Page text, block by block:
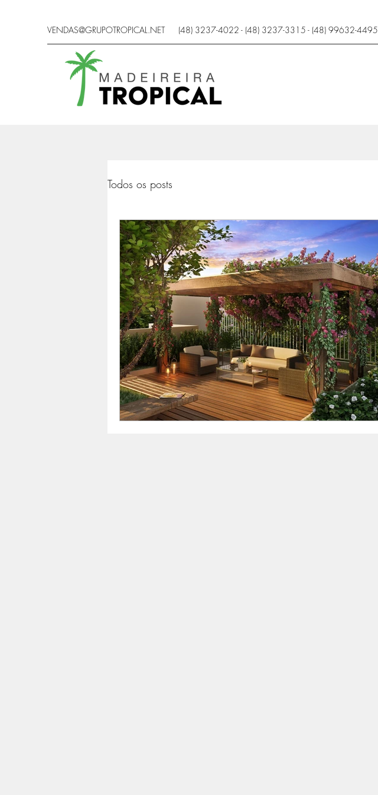
VENDAS@GRUPOTROPICAL.NET (48) 3237-4022 - (48) 3237-3315 - (48) 99632-4495
Todos os posts